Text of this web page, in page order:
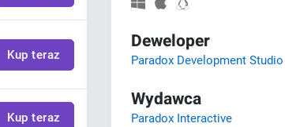
Kup teraz
Kup teraz
Deweloper
Paradox Development Studio
Wydawca
Paradox Interactive